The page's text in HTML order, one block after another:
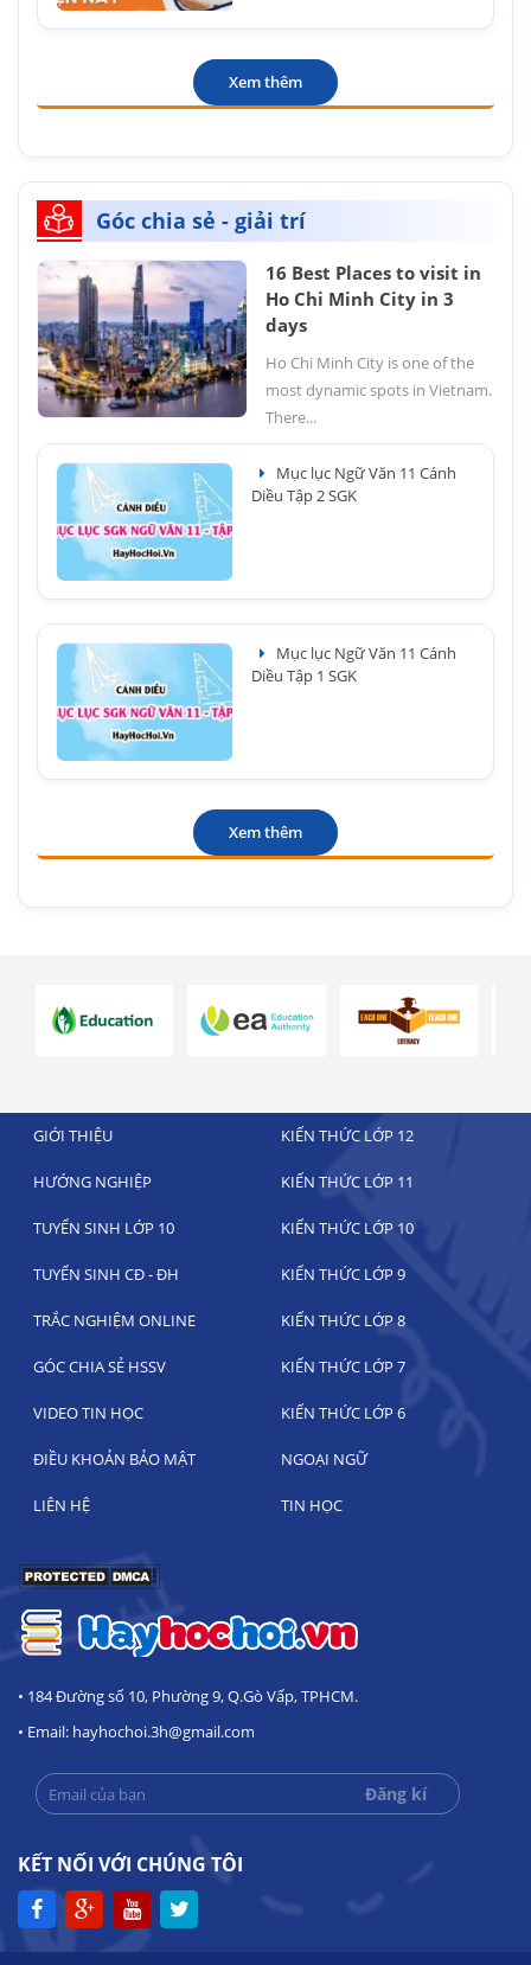
Xem thêm
Góc chia sẻ - giải trí
16 Best Places to visit in
Ho Chi Minh City in 3
days
Ho Chi Minh City is one of the
most dynamic spots in Vietnam.
There...
Mục lục Ngữ Văn 11 Cánh
Diều Tập 2 SGK
Mục lục Ngữ Văn 11 Cánh
Diều Tập 1 SGK
Xem thêm
GIỚI THIỆU KIẾN THỨC LỚP 12
HƯỚNG NGHIỆP KIẾN THỨC LỚP 11
TUYỂN SINH LỚP 10 KIẾN THỨC LỚP 10
TUYỂN SINH CĐ - ĐH KIẾN THỨC LỚP 9
TRẮC NGHIỆM ONLINE KIẾN THỨC LỚP 8
GÓC CHIA SẺ HSSV KIẾN THỨC LỚP 7
VIDEO TIN HỌC KIẾN THỨC LỚP 6
ĐIỀU KHOẢN BẢO MẬT NGOẠI NGỮ
LIÊN HỆ TIN HỌC
• 184 Đường số 10, Phường 9, Q.Gò Vấp, TPHCM.
• Email: hayhochoi.3h@gmail.com
KẾT NỐI VỚI CHÚNG TÔI